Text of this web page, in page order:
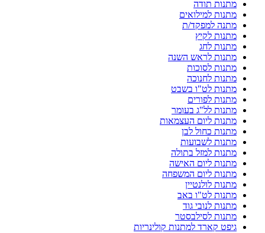
מתנות תודה
מתנות למילואים
מתנה למפקד/ת
מתנות לקיץ
מתנות לחג
מתנות לראש השנה
מתנות לסוכות
מתנות לחנוכה
מתנות לט"ו בשבט
מתנות לפורים
מתנות לל"ג בעומר
מתנות ליום העצמאות
מתנות כחול לבן
מתנות לשבועות
מתנות למזל בתולה
מתנות ליום האישה
מתנות ליום המשפחה
מתנות לולנטיין
מתנות לט"ו באב
מתנות לנובי גוד
מתנות לסילבסטר
גיפט קארד למתנות קולינריות